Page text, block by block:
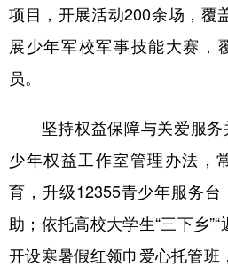
项目，开展活动200余场，覆
展少年军校军事技能大赛，
员。
坚持权益保障与关爱服务
少年权益工作室管理办法，
育，升级12355青少年服务
助；依托高校大学生“三下乡”“
开设寒暑假红领巾爱心托管班